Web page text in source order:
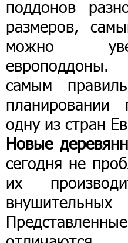
поддонов
размеров,
можно
самым
планировании
одну из стран
Новые
сегодня не
их